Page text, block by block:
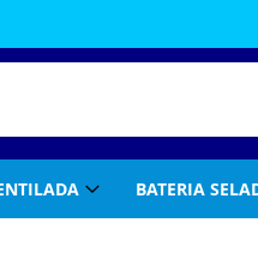
BATERIA